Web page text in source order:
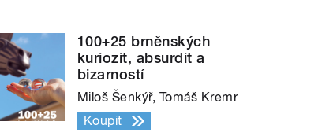
100+25 brněnských
kuriozit, absurdit a
bizarností
Miloš Šenkýř, Tomáš Kremr
Koupit